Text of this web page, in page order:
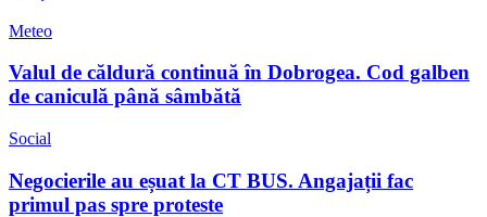
Meteo
Valul de căldură continuă în Dobrogea. Cod galben
de caniculă până sâmbătă
Social
Negocierile au eșuat la CT BUS. Angajații fac
primul pas spre proteste